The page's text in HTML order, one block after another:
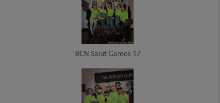
BCN Salut Games 17